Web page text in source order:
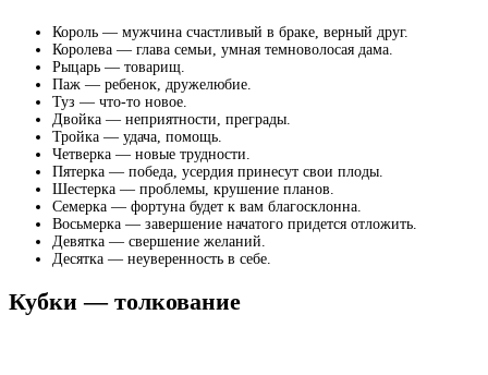
Король — мужчина счастливый в браке, верный друг.
Королева — глава семьи, умная темноволосая дама.
Рыцарь — товарищ.
Паж — ребенок, дружелюбие.
Туз — что-то новое.
Двойка — неприятности, преграды.
Тройка — удача, помощь.
Четверка — новые трудности.
Пятерка — победа, усердия принесут свои плоды.
Шестерка — проблемы, крушение планов.
Семерка — фортуна будет к вам благосклонна.
Восьмерка — завершение начатого придется отложить.
Девятка — свершение желаний.
Десятка — неуверенность в себе.
Кубки — толкование